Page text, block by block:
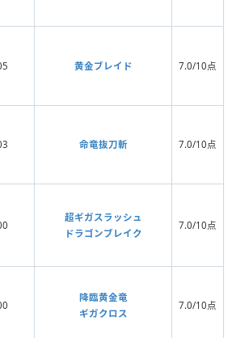
黄金ブレイド 7.0/10点
命竜抜刀斬 7.0/10点
超ギガスラッシュ
ドラゴンブレイク
7.0/10点
降臨黄金竜
ギガクロス
7.0/10点